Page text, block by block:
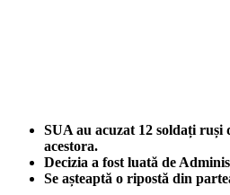
SUA au acuzat 12 soldați ruși
acestora.
Decizia a fost luată de
Se așteaptă o ripostă din